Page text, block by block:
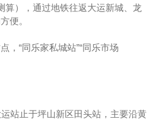
算），通过地铁往返大运新城、龙
便。
，“同乐家私城站”“同乐市场
站止于坪山新区田头站，主要沿黄